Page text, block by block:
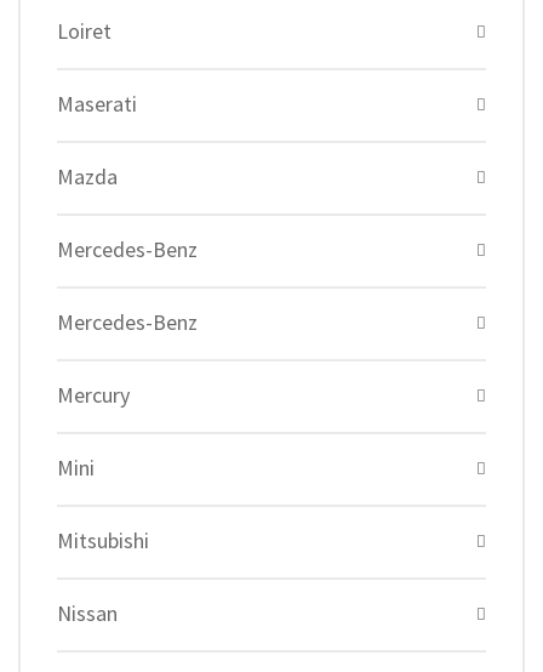
Loiret
Maserati
Mazda
Mercedes-Benz
Mercedes-Benz
Mercury
Mini
Mitsubishi
Nissan